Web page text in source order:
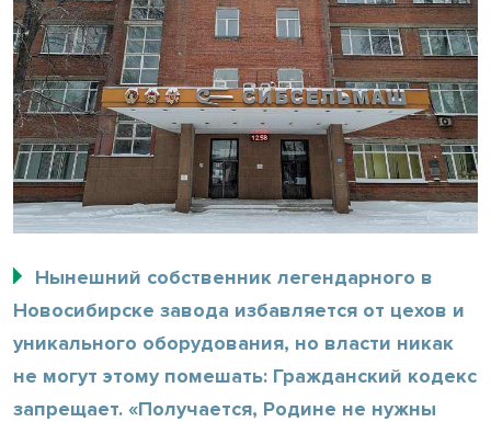
Нынешний собственник легендарного в
Новосибирске завода избавляется от цехов и
уникального оборудования, но власти никак
не могут этому помешать: Гражданский кодекс
запрещает. «Получается, Родине не нужны